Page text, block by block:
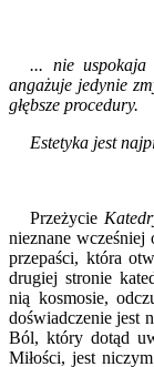
... nie uspokaja
angażuje jedynie
głębsze procedury.
Estetyka jest
Przeżycie
nieznane
przepaści, która
drugiej stronie
nią kosmosie,
doświadczenie jest
Ból, który dotąd
Miłości, jest